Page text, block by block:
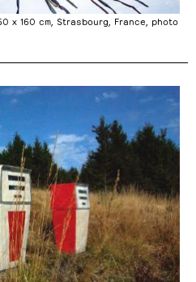
x 160 cm, Strasbourg, France, photo